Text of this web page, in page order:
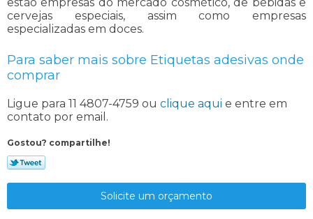
cervejas especiais, assim como empresas
especializadas em doces.
Para saber mais sobre Etiquetas adesivas onde
comprar
Ligue para 11 4807-4759 ou clique aqui e entre em
contato por email.
Gostou? compartilhe!
Solicite um orçamento